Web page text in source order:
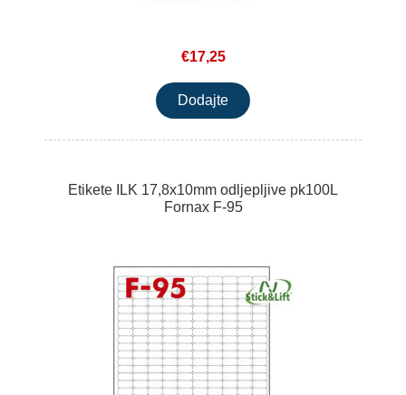
€17,25
Etikete ILK 17,8x10mm odljepljive pk100L
Fornax F-95